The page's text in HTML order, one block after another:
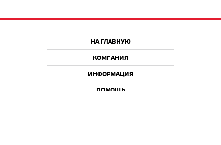
НА ГЛАВНУЮ
КОМПАНИЯ
ИНФОРМАЦИЯ
ПОМОЩЬ